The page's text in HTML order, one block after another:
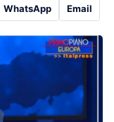
WhatsApp Email